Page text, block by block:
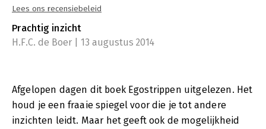
Lees ons recensiebeleid
Prachtig inzicht
H.F.C. de Boer | 13 augustus 2014
Afgelopen dagen dit boek Egostrippen uitgelezen. Het
houd je een fraaie spiegel voor die je tot andere
inzichten leidt. Maar het geeft ook de mogelijkheid